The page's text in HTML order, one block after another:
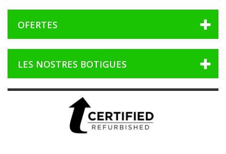
OFERTES
LES NOSTRES BOTIGUES